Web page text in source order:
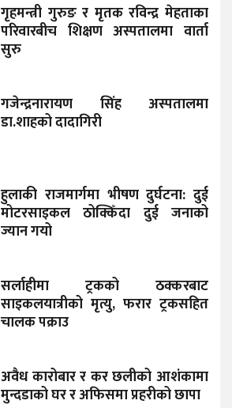
गृहमन्त्री गुरुङ र मृतक रविन्द्र मेहताका
परिवारबीच शिक्षण अस्पतालमा वार्ता
सुरु
गजेन्द्रनारायण सिंह अस्पतालमा
डा.शाहको दादागिरी
हुलाकी राजमार्गमा भीषण दुर्घटना: दुई
मोटरसाइकल ठोक्किँदा दुई जनाको
ज्यान गयो
सर्लाहीमा ट्रकको ठक्करबाट
साइकलयात्रीको मृत्यु, फरार ट्रकसहित
चालक पक्राउ
अवैध कारोबार र कर छलीको आशंकामा
मुन्दडाको घर र अफिसमा प्रहरीको छापा